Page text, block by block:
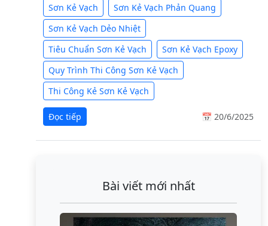
Sơn Kẻ Vạch
Sơn Kẻ Vạch Phản Quang
Sơn Kẻ Vạch Dẻo Nhiệt
Tiêu Chuẩn Sơn Kẻ Vạch
Sơn Kẻ Vạch Epoxy
Quy Trình Thi Công Sơn Kẻ Vạch
Thi Công Kẻ Sơn Kẻ Vạch
Đọc tiếp 📅 20/6/2025
Bài viết mới nhất